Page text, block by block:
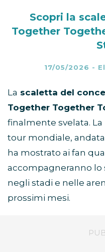
Scopri la
Together
17/05/2026 -
La scaletta del
Together Together
finalmente svelata.
tour mondiale, andata
ha mostrato ai fan
accompagneranno lo
negli stadi e nelle
prossimi mesi.